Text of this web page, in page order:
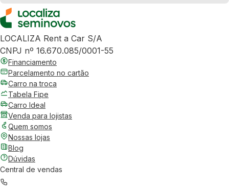
LOCALIZA Rent a Car S/A
CNPJ nº 16.670.085/0001-55
Financiamento
Parcelamento no cartão
Carro na troca
Tabela Fipe
Carro Ideal
Venda para lojistas
Quem somos
Nossas lojas
Blog
Dúvidas
Central de vendas